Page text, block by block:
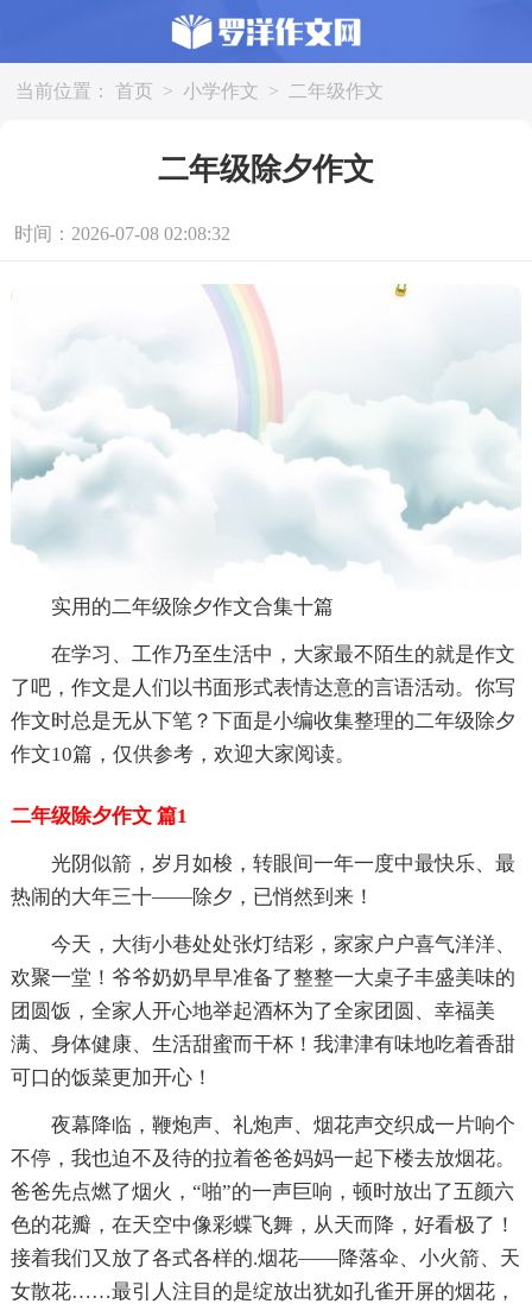
当前位置： 首页 > 小学作文 > 二年级作文
二年级除夕作文
时间：2026-07-08 02:08:32
实用的二年级除夕作文合集十篇
在学习、工作乃至生活中，大家最不陌生的就是作文
了吧，作文是人们以书面形式表情达意的言语活动。你写
作文时总是无从下笔？下面是小编收集整理的二年级除夕
作文10篇，仅供参考，欢迎大家阅读。
二年级除夕作文 篇1
光阴似箭，岁月如梭，转眼间一年一度中最快乐、最
热闹的大年三十——除夕，已悄然到来！
今天，大街小巷处处张灯结彩，家家户户喜气洋洋、
欢聚一堂！爷爷奶奶早早准备了整整一大桌子丰盛美味的
团圆饭，全家人开心地举起酒杯为了全家团圆、幸福美
满、身体健康、生活甜蜜而干杯！我津津有味地吃着香甜
可口的饭菜更加开心！
夜幕降临，鞭炮声、礼炮声、烟花声交织成一片响个
不停，我也迫不及待的拉着爸爸妈妈一起下楼去放烟花。
爸爸先点燃了烟火，“啪”的一声巨响，顿时放出了五颜六
色的花瓣，在天空中像彩蝶飞舞，从天而降，好看极了！
接着我们又放了各式各样的.烟花——降落伞、小火箭、天
女散花……最引人注目的是绽放出犹如孔雀开屏的烟花，